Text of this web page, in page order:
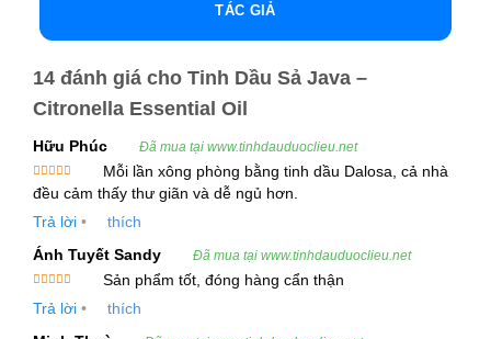
Tinh dầu Sả Java (Citronella Essential Oil) là một
loại tinh dầu thiên nhiên nổi bật, được chiết xuất
từ lá và thân của cây Sả Java (Cymbopogon
winterianus). Được biết đến rộng rãi với các tác
dụng tuyệt vời trong việc bảo vệ sức khỏe và hỗ
trợ làm đẹp, tinh dầu Sả Java sở hữu nhiều lợi ích
vượt trội.
Tinh dầu này không chỉ giúp làm sạch không khí,
TÁC GIẢ
14 đánh giá cho Tinh Dầu Sả Java –
Citronella Essential Oil
Hữu Phúc Đã mua tại www.tinhdauduoclieu.net
Được xếp
hạng 55
Mỗi lần xông phòng bằng tinh dầu Dalosa, cả nhà
đều cảm thấy thư giãn và dễ ngủ hơn.
Trả lời •
thích
Ánh Tuyết Sandy
Đã mua tại www.tinhdauduoclieu.net
hạng
55
Sản phẩm tốt, đóng hàng cẩn thận
Trả lời •
thích